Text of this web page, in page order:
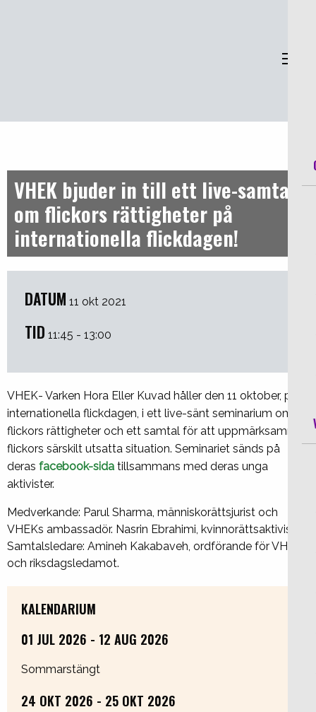
VHEK bjuder in till ett live-samtal
om flickors rättigheter på
internationella flickdagen!
DATUM 11 okt 2021
TID 11:45 - 13:00
VHEK- Varken Hora Eller Kuvad håller den 11 oktober, på
internationella flickdagen, i ett live-sänt seminarium om
flickors rättigheter och ett samtal för att uppmärksamma
flickors särskilt utsatta situation. Seminariet sänds på
deras facebook-sida tillsammans med deras unga
aktivister.
Medverkande: Parul Sharma, människorättsjurist och
VHEKs ambassadör. Nasrin Ebrahimi, kvinnorättsaktivist.
Samtalsledare: Amineh Kakabaveh, ordförande för VHEK
och riksdagsledamot.
KALENDARIUM
01 JUL 2026 - 12 AUG 2026
Sommarstängt
24 OKT 2026 - 25 OKT 2026